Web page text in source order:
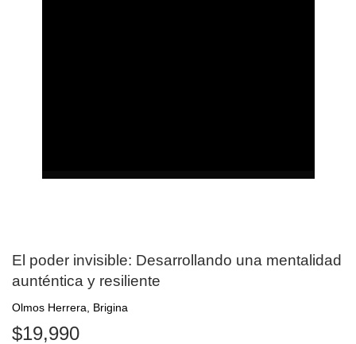
El poder invisible: Desarrollando una mentalidad
aunténtica y resiliente
Olmos Herrera, Brigina
$19,990